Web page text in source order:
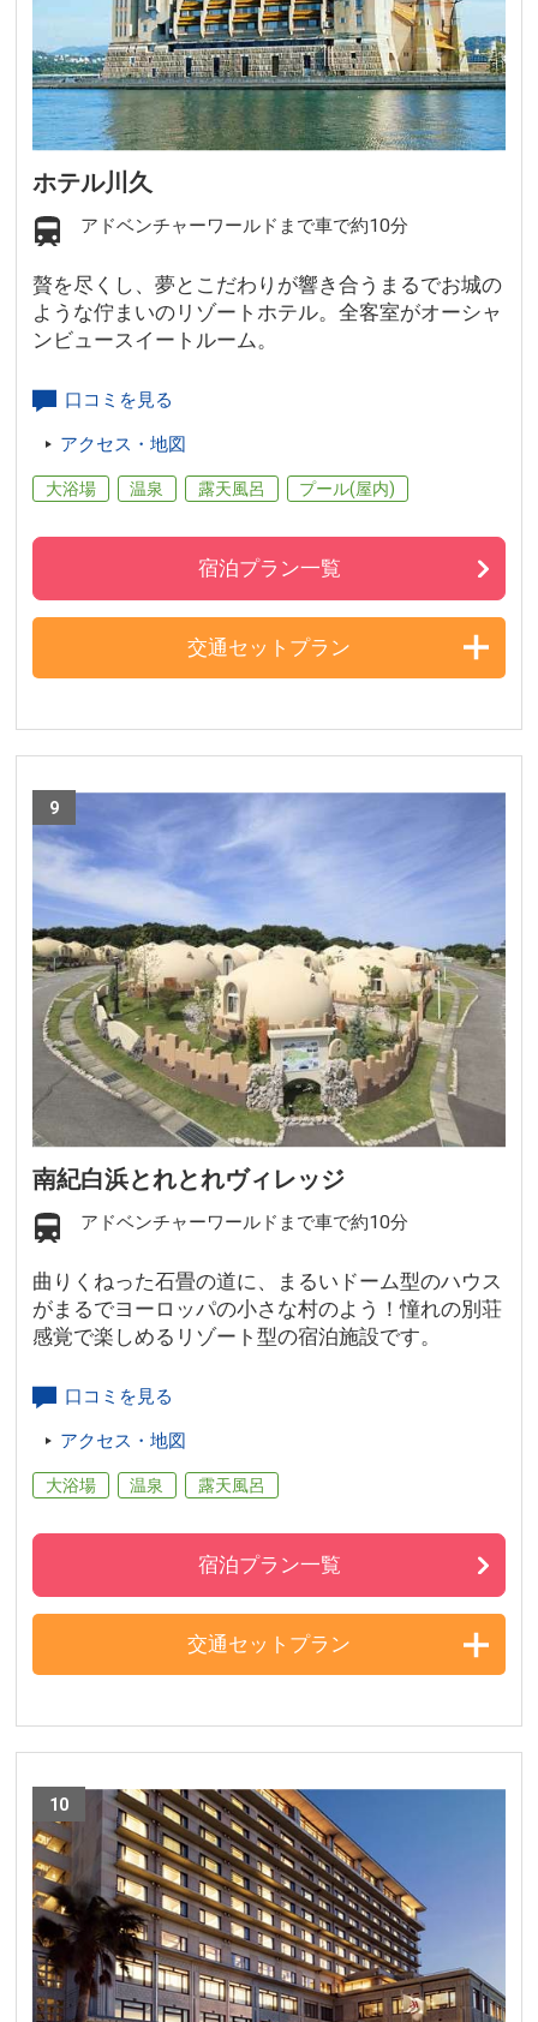
ホテル川久
アドベンチャーワールドまで車で約10分
贅を尽くし、夢とこだわりが響き合うまるでお城の
ような佇まいのリゾートホテル。全客室がオーシャ
ンビュースイートルーム。
口コミを見る
アクセス・地図
大浴場 温泉 露天風呂 プール(屋内)
宿泊プラン一覧
交通セットプラン
9
南紀白浜とれとれヴィレッジ
アドベンチャーワールドまで車で約10分
曲りくねった石畳の道に、まるいドーム型のハウス
がまるでヨーロッパの小さな村のよう！憧れの別荘
感覚で楽しめるリゾート型の宿泊施設です。
口コミを見る
アクセス・地図
大浴場 温泉 露天風呂
宿泊プラン一覧
交通セットプラン
10